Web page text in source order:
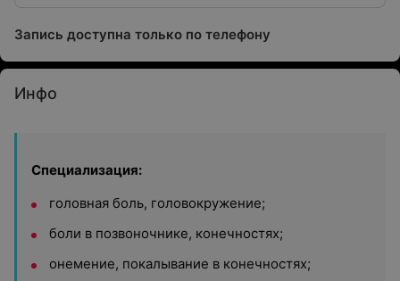
Запись доступна только по телефону
Инфо
Специализация:
головная боль, головокружение;
боли в позвоночнике, конечностях;
онемение, покалывание в конечностях;